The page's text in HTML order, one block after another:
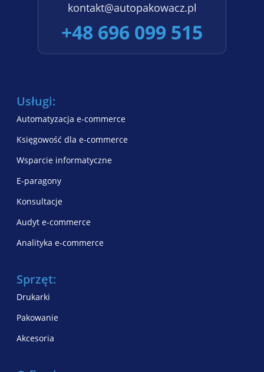
kontakt@autopakowacz.pl
+48 696 099 515
Usługi:
Automatyzacja e-commerce
Księgowość dla e-commerce
Wsparcie informatyczne
E-paragony
Konsultacje
Audyt e-commerce
Analityka e-commerce
Sprzęt:
Drukarki
Pakowanie
Akcesoria